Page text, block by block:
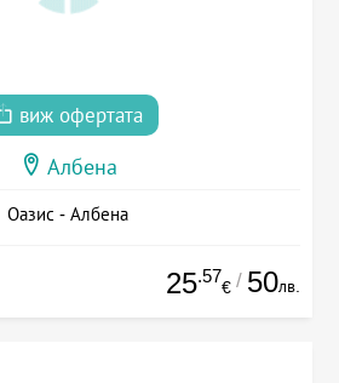
виж офертата
Албена
Оазис - Албена
25.57
€ / 50лв.